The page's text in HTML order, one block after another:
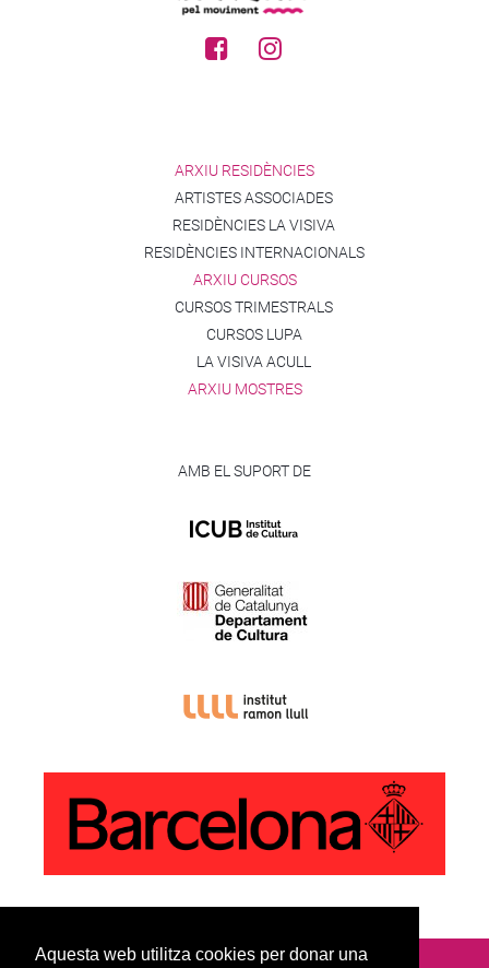
Aquesta web utilitza cookies per donar una
ARXIU RESIDÈNCIES
ARTISTES ASSOCIADES
RESIDÈNCIES LA VISIVA
RESIDÈNCIES INTERNACIONALS
ARXIU CURSOS
CURSOS TRIMESTRALS
CURSOS LUPA
LA VISIVA ACULL
ARXIU MOSTRES
AMB EL SUPORT DE